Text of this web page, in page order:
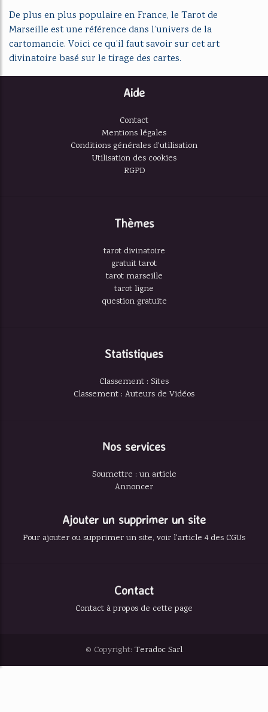
De plus en plus populaire en France, le Tarot de
Marseille est une référence dans l’univers de la
cartomancie. Voici ce qu’il faut savoir sur cet art
divinatoire basé sur le tirage des cartes.
Aide
Contact
Mentions légales
Conditions générales d'utilisation
Utilisation des cookies
RGPD
Thèmes
tarot divinatoire
gratuit tarot
tarot marseille
tarot ligne
question gratuite
Statistiques
Classement : Sites
Classement : Auteurs de Vidéos
Nos services
Soumettre : un article
Annoncer
Ajouter un supprimer un site
Pour ajouter ou supprimer un site, voir l'article 4 des CGUs
Contact
Contact à propos de cette page
© Copyright: Teradoc Sarl